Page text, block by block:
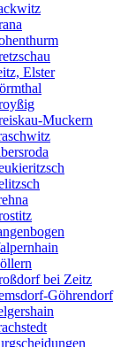
Elster
Muckern
bei Zeitz
Göhrendorf